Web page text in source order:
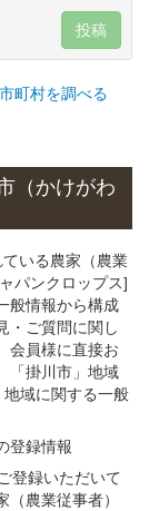
投稿
町村を調べる
（かけがわ
いる農家（農業
パンクロップス]
般情報から構成
・ご質問に関し
会員様に直接お
「掛川市」地域
域に関する一般
登録情報
登録いただいて
農業従事者）